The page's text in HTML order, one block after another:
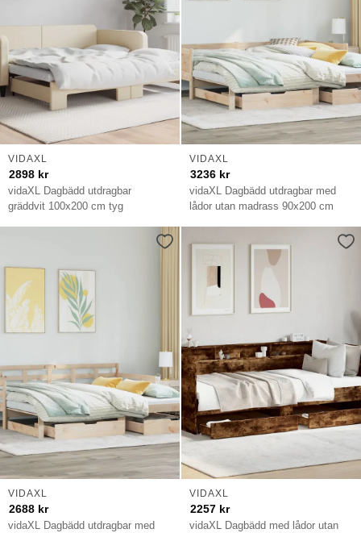
vidaXL Dagbädd utdragbar
gräddvit 100x200 cm tyg
VIDAXL
2898 kr
vidaXL Dagbädd utdragbar med
lådor utan madrass 90x200 cm
VIDAXL
3236 kr
vidaXL Dagbädd utdragbar med
VIDAXL
2688 kr
vidaXL Dagbädd med lådor utan
VIDAXL
2257 kr